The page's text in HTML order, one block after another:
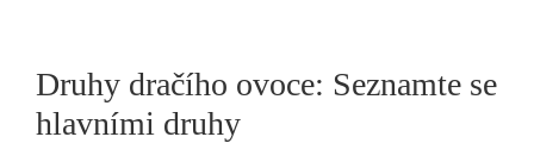
Druhy dračího ovoce: Seznamte se
hlavními druhy